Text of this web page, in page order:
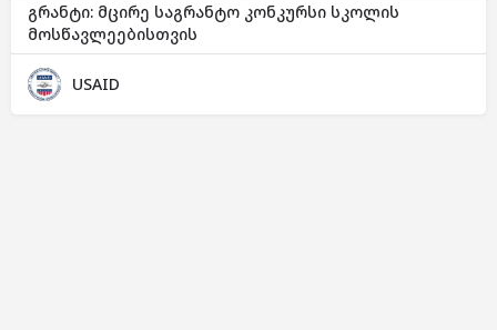
გრანტი: მცირე საგრანტო კონკურსი სკოლის
მოსწავლეებისთვის
USAID